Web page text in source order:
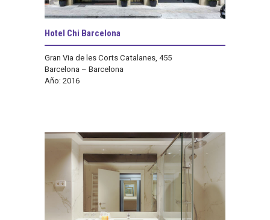
Hotel Chi Barcelona
Gran Via de les Corts Catalanes, 455
Barcelona – Barcelona
Año: 2016